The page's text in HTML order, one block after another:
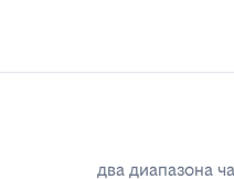
два диапазона